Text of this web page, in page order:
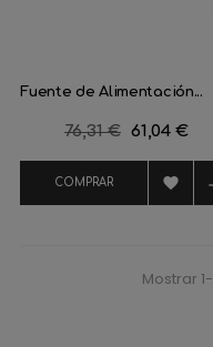
Fuente de Alimentación...
Precio
76,31 € Precio
61,04 €
COMPRAR 
Mostrar